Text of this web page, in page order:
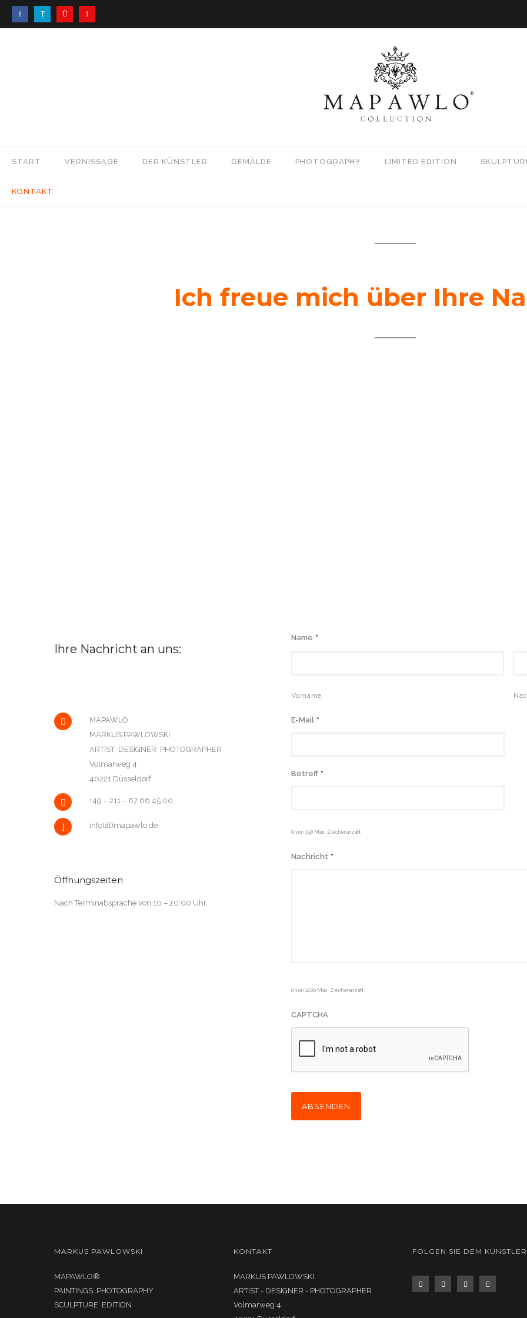
START VERNISSAGE DER KÜNSTLER GEMÄLDE PHOTOGRAPHY LIMITED EDITION
KONTAKT
Ich freue mich über Ihre
Ihre Nachricht an uns:
MAPAWLO
MARKUS PAWLOWSKI
ARTIST DESIGNER PHOTOGRAPHER
Volmarweg 4
40221 Düsseldorf
+49 – 211 – 87 66 45 00
info(ät)mapawlo.de
Öffnungszeiten
Nach Terminabsprache von 10 – 20:00 Uhr.
Name *
Vorname
E-Mail *
Betreff *
0 von 150 Max. Zeichenanzahl
Nachricht *
0 von 1200 Max. Zeichenanzahl
CAPTCHA
MARKUS PAWLOWSKI
MAPAWLO®
PAINTINGS PHOTOGRAPHY
SCULPTURE EDITION
KONTAKT
MARKUS PAWLOWSKI
ARTIST - DESIGNER - PHOTOGRAPHER
Volmarweg 4
FOLGEN SIE DEM KÜNSTLER